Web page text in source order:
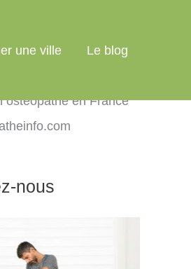
une ville Le blog
ostéopathe en France
nous